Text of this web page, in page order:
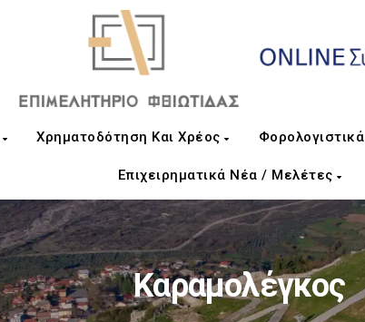
Χρηματοδότηση Και Χρέος Φορολογιστικά
Επιχειρηματικά Νέα / Μελέτες
Καραμολέγκος